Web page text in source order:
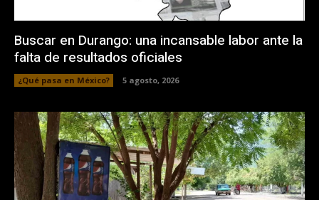
Buscar en Durango: una incansable labor ante la
falta de resultados oficiales
¿Qué pasa en México? 5 agosto, 2026